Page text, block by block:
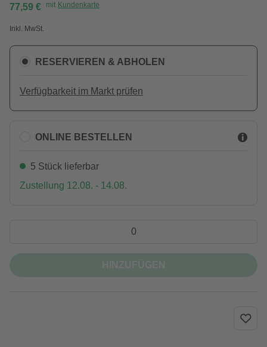
77,59 € mit Kundenkarte
Inkl. MwSt.
RESERVIEREN & ABHOLEN
Verfügbarkeit im Markt prüfen
ONLINE BESTELLEN
5 Stück lieferbar
Zustellung 12.08. - 14.08.